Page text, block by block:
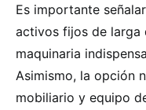
Es importante
activos fijos de larga
maquinaria
Asimismo, la opción
mobiliario y equipo